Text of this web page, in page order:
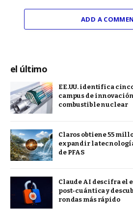
ADD A
el último
EE.UU. identifica
campus de
combustible nuclear
Claros obtiene 55
expandir la
de PFAS
Claude AI descifra el
post-cuántica y
rondas más rápido